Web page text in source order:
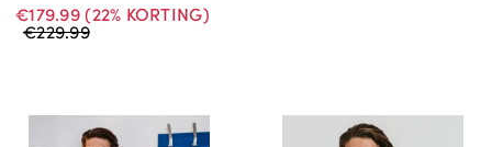
€179.99(22% KORTING)
€229.99